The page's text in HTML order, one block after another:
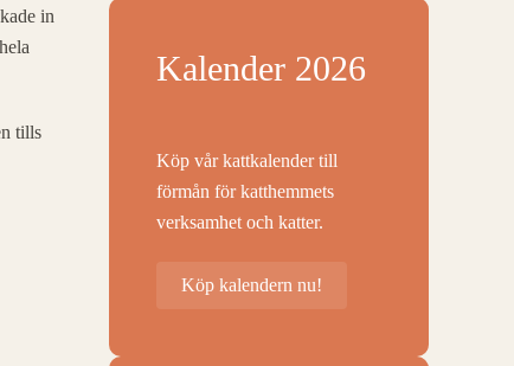
in
tills
Kalender 2026
Köp vår kattkalender till
förmån för katthemmets
verksamhet och katter.
Köp kalendern nu!